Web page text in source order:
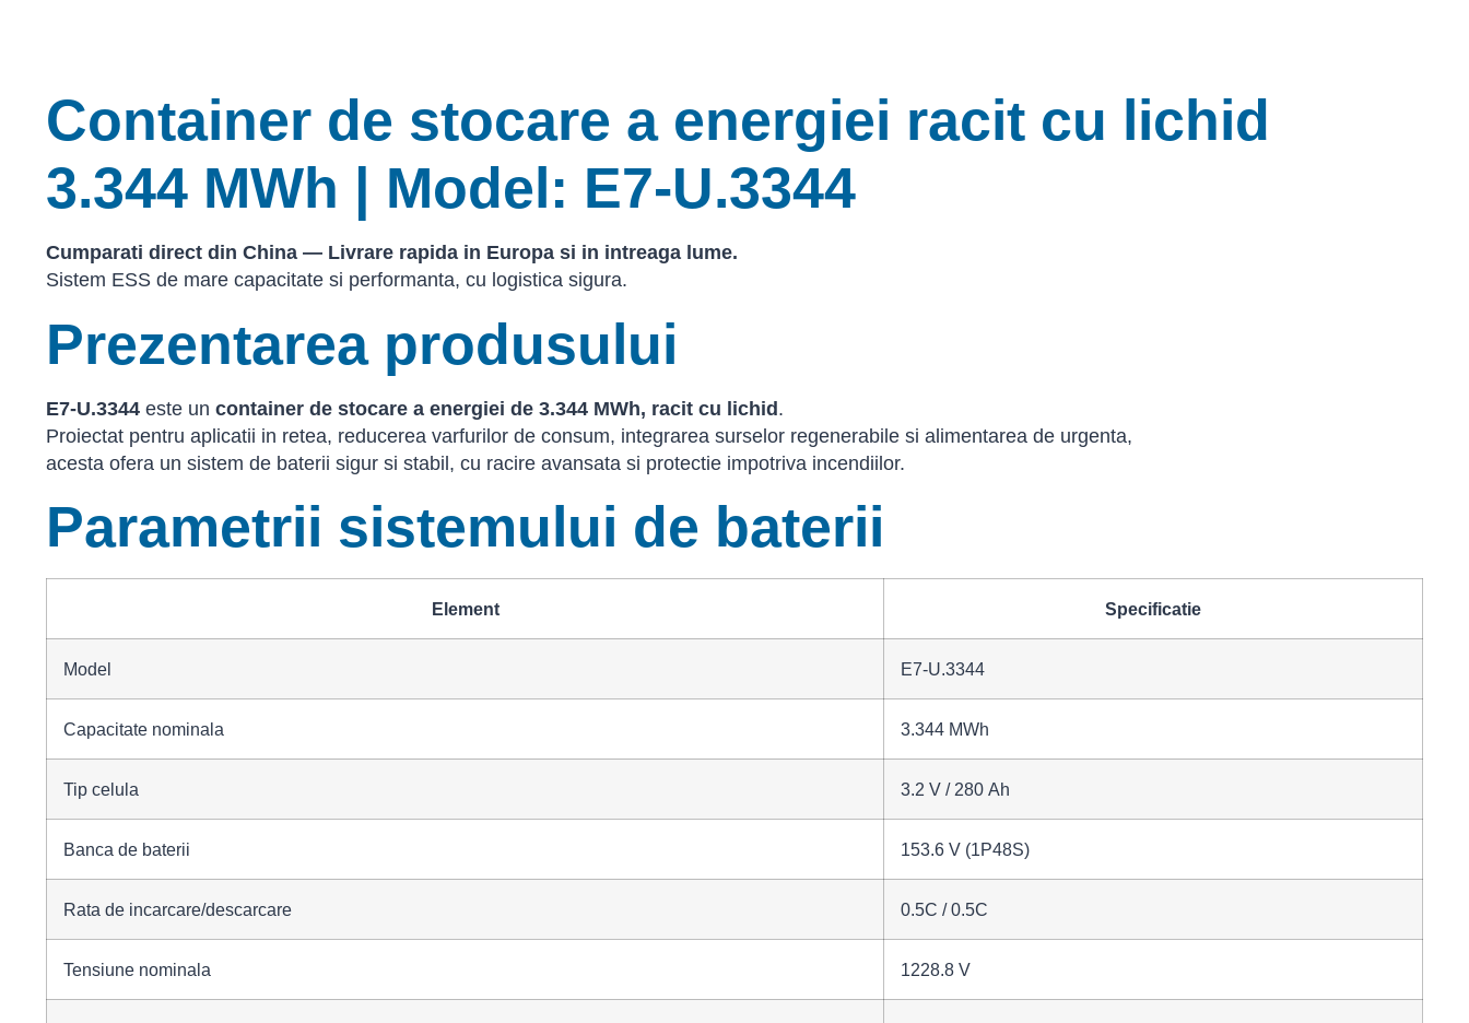
Container de stocare a energiei racit cu lichid
3.344 MWh | Model: E7-U.3344
Cumparati direct din China — Livrare rapida in Europa si in intreaga lume.
Sistem ESS de mare capacitate si performanta, cu logistica sigura.
Prezentarea produsului
E7-U.3344 este un container de stocare a energiei de 3.344 MWh, racit cu lichid.
Proiectat pentru aplicatii in retea, reducerea varfurilor de consum, integrarea surselor regenerabile si alimentarea de urgenta,
acesta ofera un sistem de baterii sigur si stabil, cu racire avansata si protectie impotriva incendiilor.
Parametrii sistemului de baterii
Element Specificatie
Model E7-U.3344
Capacitate nominala 3.344 MWh
Tip celula 3.2 V / 280 Ah
Banca de baterii 153.6 V (1P48S)
Rata de incarcare/descarcare 0.5C / 0.5C
Tensiune nominala 1228.8 V